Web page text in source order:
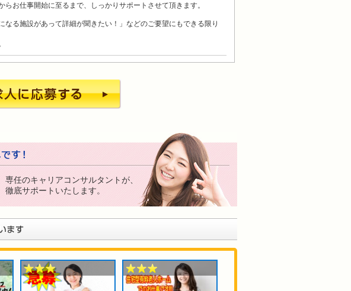
らお仕事開始に至るまで、しっかりサポートさせて頂きます。
なる施設があって詳細が聞きたい！」などのご要望にもできる限り
専任のキャリアコンサルタントが、
徹底サポートいたします。